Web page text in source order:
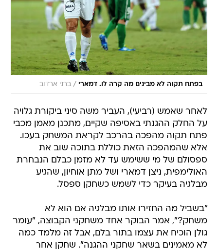
בפתח תקוה לא מבינים מה קרה לו. דמארי / ברני ארדוב
לאחר שאמש (רביעי), העביר משה סיני ביקורת גלויה
על החלק ההגנתי באסיפה שקיים, מתכנן מאמן מכבי
פתח תקוה מהפכה בהרכב לקראת המשחק בעכו.
אלא שהמהפכה הזאת כוללת בתוכה שוב את
ספסולם של מי ששימש עד לא מזמן כבלם הנבחרת
האולימפית, ניצן דמארי ושל מתן אוחיון, שהגיע
מבלגיה בעיקר כדי לשמש כשחקן ספסל.
"בשביל מה החזירו אותו מבלגיה אם הוא לא
משחק?", אמר הבוקר אחד משחקני הקבוצה, "עומר
גולן הוכיח את עצמו בתור בלם, אבל זה מלמד כמה
לא מאמינים בשאר שחקני ההגנה". שחקן אחר